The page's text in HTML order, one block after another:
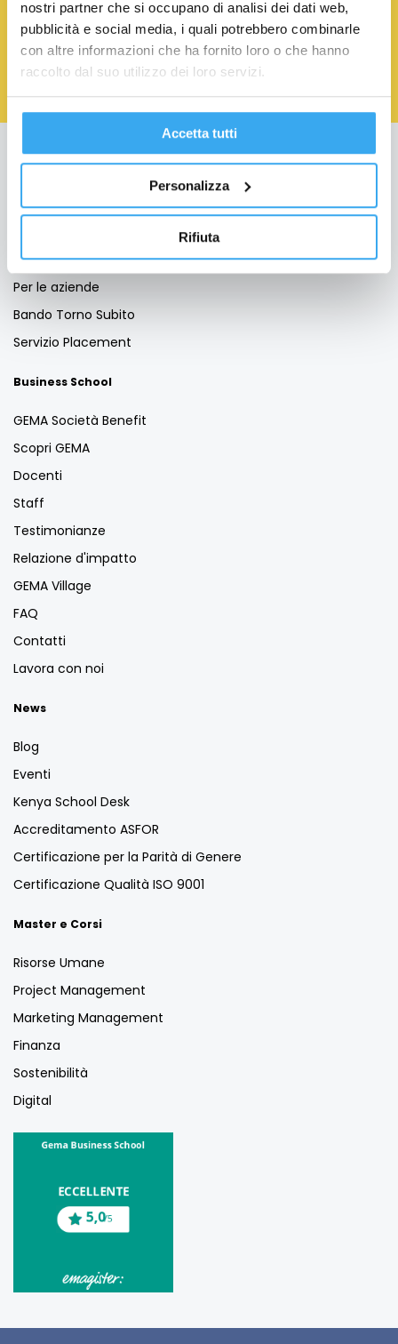
nostri partner che si occupano di analisi dei dati web,
pubblicità e social media, i quali potrebbero combinarle
con altre informazioni che ha fornito loro o che hanno
raccolto dal suo utilizzo dei loro servizi.
Accetta tutti
Personalizza
Rifiuta
Acconsento al trattamento dei Dati Personali.Privacy
Policy
Education
Formazione per Laureati
Formazione per Professionisti
Formazione Finanziata
Per le aziende
Bando Torno Subito
Servizio Placement
Business School
GEMA Società Benefit
Scopri GEMA
Docenti
Staff
Testimonianze
Relazione d'impatto
GEMA Village
FAQ
Contatti
Lavora con noi
News
Blog
Eventi
Kenya School Desk
Accreditamento ASFOR
Certificazione per la Parità di Genere
Certificazione Qualità ISO 9001
Master e Corsi
Risorse Umane
Project Management
Marketing Management
Finanza
Sostenibilità
Digital